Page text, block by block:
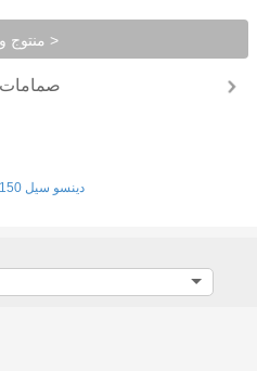
منتوج وصف >
صمامات
دينسو سيل 949150-3110 9491503110 949150 3110